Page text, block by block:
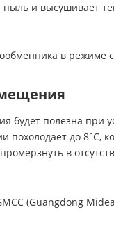
пыль и высушивает
в
полезна при
похолодает до
в
(Guangdong